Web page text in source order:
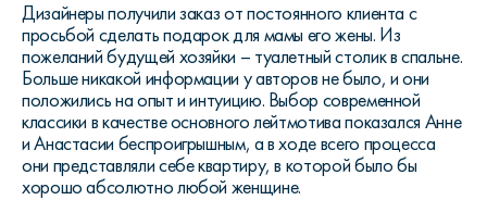
Дизайнеры получили заказ от постоянного клиента с
просьбой сделать подарок для мамы его жены. Из
пожеланий будущей хозяйки – туалетный столик в спальне.
Больше никакой информации у авторов не было, и они
положились на опыт и интуицию. Выбор современной
классики в качестве основного лейтмотива показался Анне
и Анастасии беспроигрышным, а в ходе всего процесса
они представляли себе квартиру, в которой было бы
хорошо абсолютно любой женщине.